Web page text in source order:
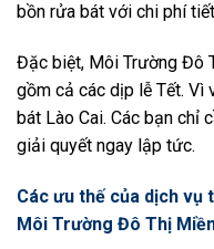
bồn rửa bát với chi phí
Đặc biệt, Môi Trường Đô
gồm cả các dịp lễ Tết. Vì
bát Lào Cai. Các bạn chỉ
giải quyết ngay lập tức.
Các ưu thế của dịch vụ
Môi Trường Đô Thị